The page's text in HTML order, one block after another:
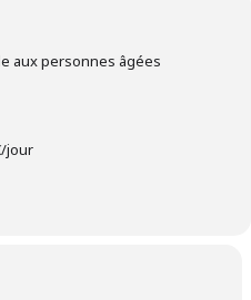
aux personnes âgées
jour